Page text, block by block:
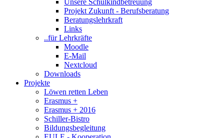
Unsere Schulkindbetreuung
Projekt Zukunft - Berufsberatung
Beratungslehrkraft
Links
..für Lehrkräfte
Moodle
E-Mail
Nextcloud
Downloads
Projekte
Löwen retten Leben
Erasmus +
Erasmus + 2016
Schiller-Bistro
Bildungsbegleitung